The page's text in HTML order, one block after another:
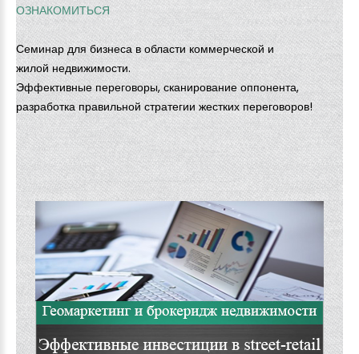
ОЗНАКОМИТЬСЯ
Семинар для бизнеса в области коммерческой и
жилой недвижимости.
Эффективные переговоры, сканирование оппонента,
разработка правильной стратегии жестких переговоров!